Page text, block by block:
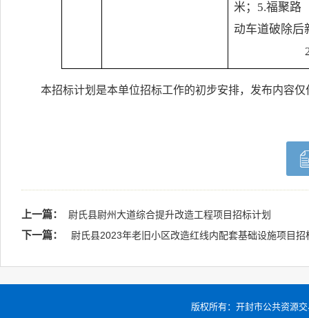
米；5.福聚路
动车道破除后
本招标计划是本单位招标工作的初步安排，发布内容
上一篇： 尉氏县尉州大道综合提升改造工程项目招标计划
下一篇： 尉氏县2023年老旧小区改造红线内配套基础设施项目招
版权所有： 开封市公共资源